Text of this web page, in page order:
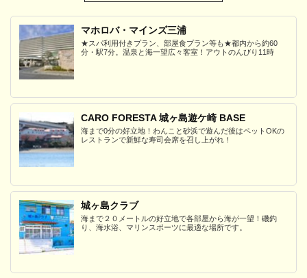
マホロバ・マインズ三浦
★スパ利用付きプラン、部屋食プラン等も★都内から約60
分・駅7分。温泉と海一望広々客室！アウトのんびり11時
CARO FORESTA 城ヶ島遊ケ崎 BASE
海まで0分の好立地！わんこと砂浜で遊んだ後はペットOKの
レストランで新鮮な寿司会席を召し上がれ！
城ヶ島クラブ
海まで２０メートルの好立地で各部屋から海が一望！磯釣
り、海水浴、マリンスポーツに最適な場所です。